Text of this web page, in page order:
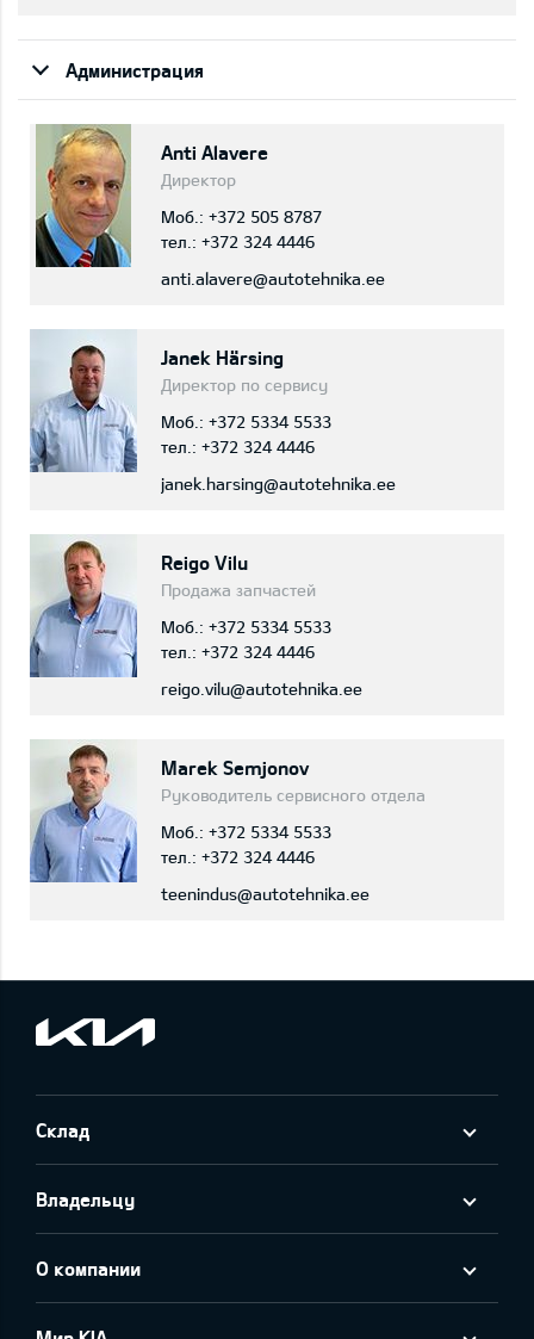
Администрация
Anti Alavere
Директор
Моб.: +372 505 8787
тел.: +372 324 4446
anti.alavere@autotehnika.ee
Janek Härsing
Директор по сервису
Моб.: +372 5334 5533
тел.: +372 324 4446
janek.harsing@autotehnika.ee
Reigo Vilu
Продажа запчастей
Моб.: +372 5334 5533
тел.: +372 324 4446
reigo.vilu@autotehnika.ee
Marek Semjonov
Руководитель сервисного отдела
Моб.: +372 5334 5533
тел.: +372 324 4446
teenindus@autotehnika.ee
Склад
Владельцу
О компании